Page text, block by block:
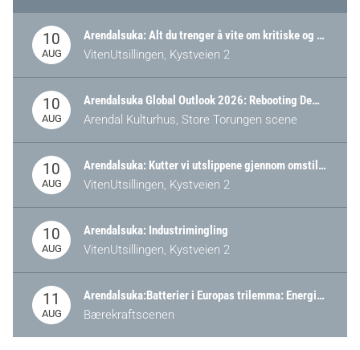
10
AUG
Arendalsuka: Alt du trenger å vite om kritiske og strategiske verdikjeder i Norge
VitenUtsillingen, Kystveien 2
10
AUG
Arendalsuka Global Outlook 2026: Rebooting Democracy for a New World Order
Arendal Kulturhus, Store Torungen scene
10
AUG
Arendalsuka: Kutter vi utslippene gjennom omstilling – eller tap av industri?
VitenUtsillingen, Kystveien 2
10
AUG
Arendalsuka: Industrimingling
VitenUtsillingen, Kystveien 2
11
AUG
Arendalsuka:Batterier i Europas trilemma: Energisikkerhet, konkurransekraft og bærekraft (Battery Norway-arrangement)
Bærekraftscenen